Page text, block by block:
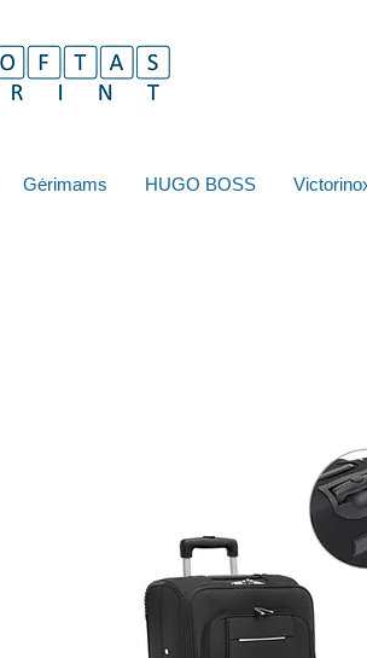
Gėrimams HUGO BOSS